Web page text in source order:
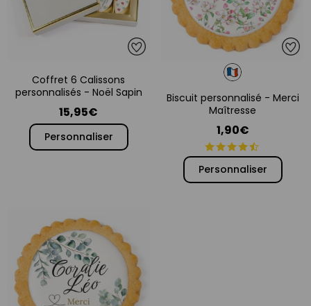
Coffret 6 Calissons
personnalisés - Noël Sapin
15,95€
Personnaliser
Biscuit personnalisé - Merci
Maîtresse
1,90€
Personnaliser